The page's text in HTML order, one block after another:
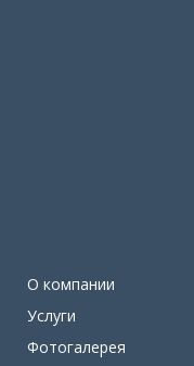
О компании
Услуги
Фотогалерея